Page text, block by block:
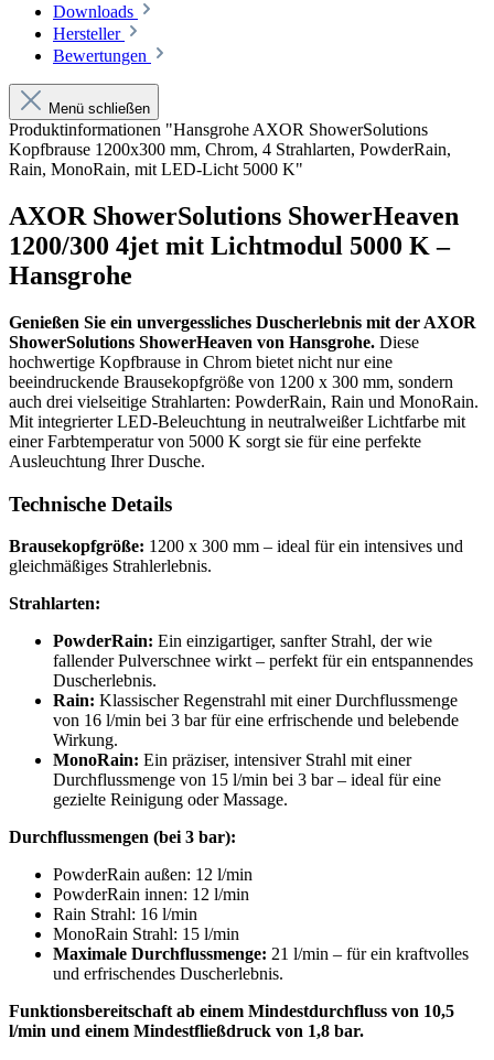
Downloads
Hersteller
Bewertungen
Menü schließen
Produktinformationen "Hansgrohe AXOR ShowerSolutions
Kopfbrause 1200x300 mm, Chrom, 4 Strahlarten, PowderRain,
Rain, MonoRain, mit LED-Licht 5000 K"
AXOR ShowerSolutions ShowerHeaven
1200/300 4jet mit Lichtmodul 5000 K –
Hansgrohe
Genießen Sie ein unvergessliches Duscherlebnis mit der AXOR
ShowerSolutions ShowerHeaven von Hansgrohe. Diese
hochwertige Kopfbrause in Chrom bietet nicht nur eine
beeindruckende Brausekopfgröße von 1200 x 300 mm, sondern
auch drei vielseitige Strahlarten: PowderRain, Rain und MonoRain.
Mit integrierter LED-Beleuchtung in neutralweißer Lichtfarbe mit
einer Farbtemperatur von 5000 K sorgt sie für eine perfekte
Ausleuchtung Ihrer Dusche.
Technische Details
Brausekopfgröße: 1200 x 300 mm – ideal für ein intensives und
gleichmäßiges Strahlerlebnis.
Strahlarten:
PowderRain: Ein einzigartiger, sanfter Strahl, der wie
fallender Pulverschnee wirkt – perfekt für ein entspannendes
Duscherlebnis.
Rain: Klassischer Regenstrahl mit einer Durchflussmenge
von 16 l/min bei 3 bar für eine erfrischende und belebende
Wirkung.
MonoRain: Ein präziser, intensiver Strahl mit einer
Durchflussmenge von 15 l/min bei 3 bar – ideal für eine
gezielte Reinigung oder Massage.
Durchflussmengen (bei 3 bar):
PowderRain außen: 12 l/min
PowderRain innen: 12 l/min
Rain Strahl: 16 l/min
MonoRain Strahl: 15 l/min
Maximale Durchflussmenge: 21 l/min – für ein kraftvolles
und erfrischendes Duscherlebnis.
Funktionsbereitschaft ab einem Mindestdurchfluss von 10,5
l/min und einem Mindestfließdruck von 1,8 bar.